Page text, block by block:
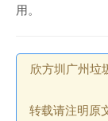
用。
欣方圳广州垃
转载请注明原